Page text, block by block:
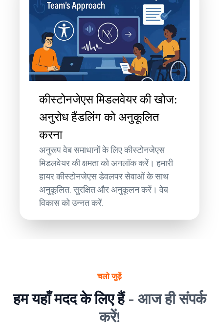
कीस्टोनजेएस मिडलवेयर की खोज:
अनुरोध हैंडलिंग को अनुकूलित
करना
अनुरूप वेब समाधानों के लिए कीस्टोनजेएस
मिडलवेयर की क्षमता को अनलॉक करें। हमारी
हायर कीस्टोनजेएस डेवलपर सेवाओं के साथ
अनुकूलित, सुरक्षित और अनुकूलन करें। वेब
विकास को उन्नत करें.
चलो जुड़ें
हम यहाँ मदद के लिए हैं - आज ही संपर्क
करें!